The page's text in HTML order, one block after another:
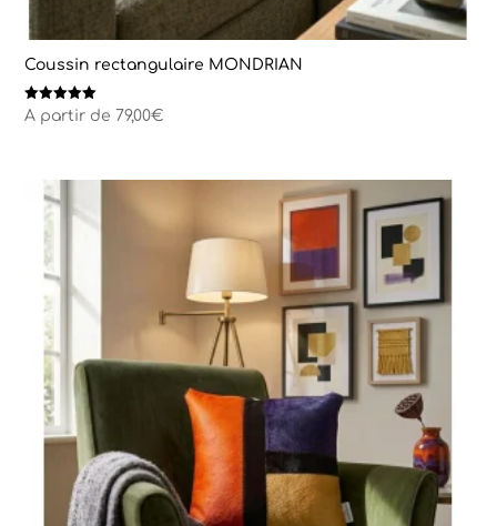
Coussin rectangulaire MONDRIAN
Note
5.00
A partir de79,00€